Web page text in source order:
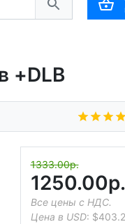
+DLB
1333.00р.
1250.00р.
Все цены с НДС.
Цена в USD: